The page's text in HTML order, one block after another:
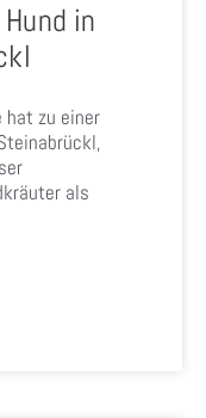
in
hat zu einer
als